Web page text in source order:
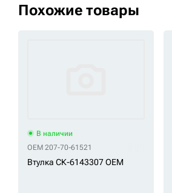
Похожие товары
В наличии
OEM 207-70-61521
Втулка СК-6143307 OEM